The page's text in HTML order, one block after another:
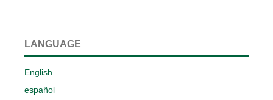
LANGUAGE
English
español